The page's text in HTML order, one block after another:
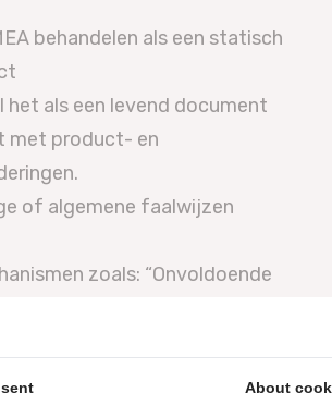
behandelen als een statisch
het als een levend document
met product- en
of algemene faalwijzen
zoals: “Onvoldoende
verkeerde uitlijning van de
About